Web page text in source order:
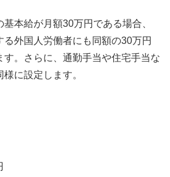
本給が月額30万円である場合、
る外国人労働者にも同額の30万円
す。さらに、通勤手当や住宅手当な
に設定します。